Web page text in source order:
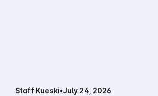
Staff Kueski•July 24, 2026